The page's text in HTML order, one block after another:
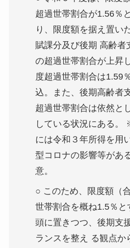
超過世帯割合が1.56％
り、限度額を据え置い
賦課分及び後期 高齢者
の超過世帯割合が上昇
度超過世帯割合は1.59
込。また、後期高齢者
超過世帯割合は依然と
している状況にある。
には令和３年所得を用
型コロナの影響等があ
意。
○ このため、限度額（
世帯割合を概ね1.5％と
頭に置きつつ、後期支
ランスを整え る観点か